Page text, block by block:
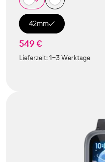
42mm
549 €
Lieferzeit:1-3 Werktage